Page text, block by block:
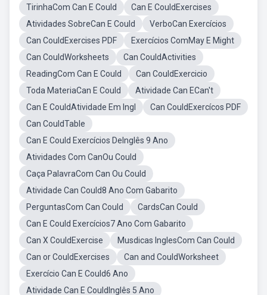
TirinhaCom Can E Could
Can E CouldExercises
Atividades SobreCan E Could
VerboCan Exercícios
Can CouldExercises PDF
Exercícios ComMay E Might
Can CouldWorksheets
Can CouldActivities
ReadingCom Can E Could
Can CouldExercicio
Toda MateriaCan E Could
Atividade Can ECan't
Can E CouldAtividade Em Ingl
Can CouldExercícos PDF
Can CouldTable
Can E Could Exercícios DeInglês 9 Ano
Atividades Com CanOu Could
Caça PalavraCom Can Ou Could
Atividade Can Could8 Ano Com Gabarito
PerguntasCom Can Could
CardsCan Could
Can E Could Exercícios7 Ano Com Gabarito
Can X CouldExercise
Musdicas InglesCom Can Could
Can or CouldExercises
Can and CouldWorksheet
Exercício Can E Could6 Ano
Atividade Can E CouldInglês 5 Ano